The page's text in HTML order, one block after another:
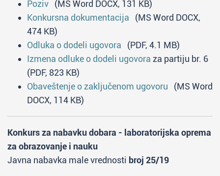
Poziv (MS Word DOCX, 131 KB)
Konkursna dokumentacija (MS Word DOCX,
474 KB)
Odluka o dodeli ugovora (PDF, 4.1 MB)
Izmena odluke o dodeli ugovora za partiju br. 6
(PDF, 823 KB)
Obaveštenje o zaključenom ugovoru (MS Word
DOCX, 114 KB)
Konkurs za nabavku dobara - laboratorijska oprema
za obrazovanje i nauku
Javna nabavka male vrednosti broj 25/19